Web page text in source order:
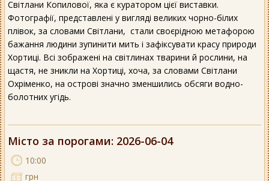
Світлани Копилової, яка є куратором цієї виставки.
Фотографії, представлені у вигляді великих чорно-білих
плівок, за словами Світлани, стали своєрідною метафорою
бажання людини зупинити мить і зафіксувати красу природи
Хортиці. Всі зображені на світлинах тварини й рослини, на
щастя, не зникли на Хортиці, хоча, за словами Світлани
Охріменко, на острові значно зменшились обсяги водно-
болотних угідь.
Місто за порогами: 2026-06-04
10:00
грн